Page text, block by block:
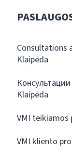
Consultations
Klaipėda
Klaipėda
VMI teikiamos
VMI kliento